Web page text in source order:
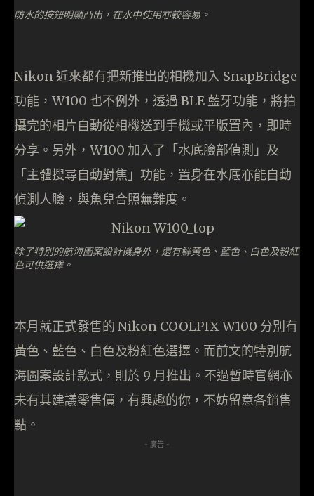
防水的按鈕明顯凸出，在水中使用亦較容易。
Nikon 近來都有把新推出的相機加入 SnapBridge
功能，W100 也不例外，透過 BLE 藍牙功能，將拍
攝完的相片自動從相機送到手機或平版置內，即時
分享。另外，W100 加入了「水底臉部偵測」及
「主體搜尋自動對焦」功能，置身在水底亦能自動
偵測人臉，與魚兒合照無難度。
除了特別的航海圖案設計機身外，還有鮮黃色、藍色、白色及粉紅
色可供選擇。
本月就正式發售的 Nikon COOLPIX W100 分別有
黃色、藍色、白色及粉紅色選擇。而前文的特別航
海圖案設計款式，則於 9 月推出。不過暫時官網亦
未有其建議零售價，有興趣的你，不妨留意各銷售
點。
- 廣告 -